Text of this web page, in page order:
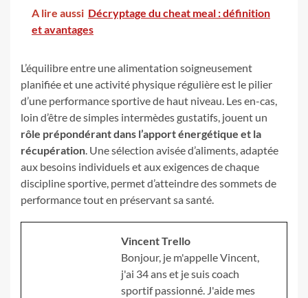
A lire aussi Décryptage du cheat meal : définition
et avantages
L’équilibre entre une alimentation soigneusement
planifiée et une activité physique régulière est le pilier
d’une performance sportive de haut niveau. Les en-cas,
loin d’être de simples intermèdes gustatifs, jouent un
rôle prépondérant dans l’apport énergétique et la
récupération. Une sélection avisée d’aliments, adaptée
aux besoins individuels et aux exigences de chaque
discipline sportive, permet d’atteindre des sommets de
performance tout en préservant sa santé.
Vincent Trello
Bonjour, je m'appelle Vincent,
j'ai 34 ans et je suis coach
sportif passionné. J'aide mes